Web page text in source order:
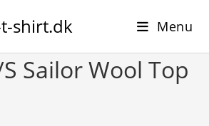
shirt.dk Menu
Sailor Wool Top